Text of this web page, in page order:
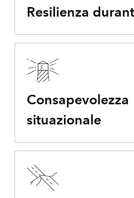
Resilienza
Consapevolezza
situazionale